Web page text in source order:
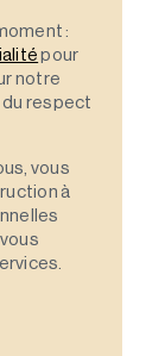
:
pour
notre
respect
vous
à